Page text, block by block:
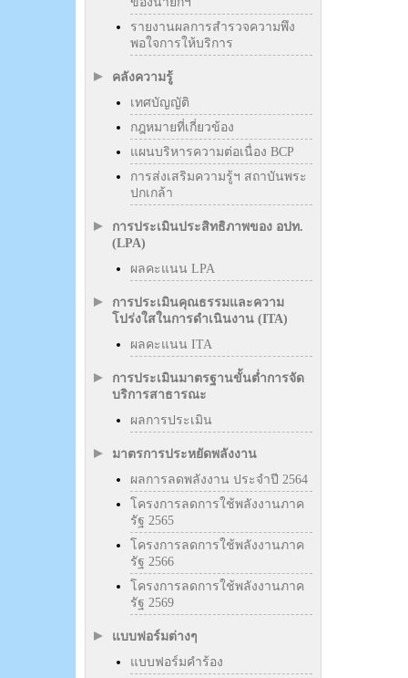
รายงานผลการสำรวจความพึง
พอใจการให้บริการ
คลังความรู้
เทศบัญญัติ
กฎหมายที่เกี่ยวข้อง
แผนบริหารความต่อเนื่อง BCP
การส่งเสริมความรู้ฯ สถาบันพระ
ปกเกล้า
การประเมินประสิทธิภาพของ อปท.
(LPA)
ผลคะแนน LPA
การประเมินคุณธรรมและความ
โปร่งใสในการดำเนินงาน (ITA)
ผลคะแนน ITA
การประเมินมาตรฐานขั้นต่ำการจัด
บริการสาธารณะ
ผลการประเมิน
มาตรการประหยัดพลังงาน
ผลการลดพลังงาน ประจำปี 2564
โครงการลดการใช้พลังงานภาค
รัฐ 2565
โครงการลดการใช้พลังงานภาค
รัฐ 2566
โครงการลดการใช้พลังงานภาค
รัฐ 2569
แบบฟอร์มต่างๆ
แบบฟอร์มคำร้อง